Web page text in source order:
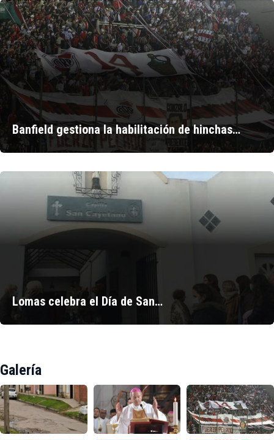
Banfield gestiona la habilitación de hinchas…
Lomas celebra el Día de San…
Galería